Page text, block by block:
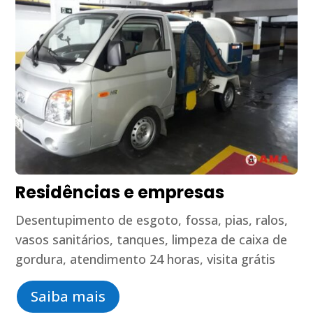
Residências e empresas
Desentupimento de esgoto, fossa, pias, ralos,
vasos sanitários, tanques, limpeza de caixa de
gordura, atendimento 24 horas, visita grátis
Saiba mais